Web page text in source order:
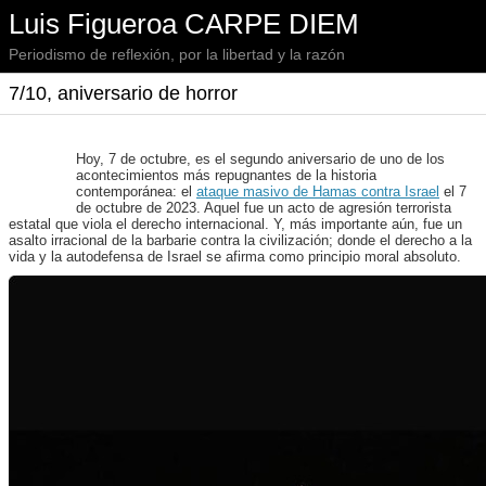
Luis Figueroa CARPE DIEM
Periodismo de reflexión, por la libertad y la razón
7/10, aniversario de horror
Hoy, 7 de octubre, es el segundo aniversario de uno de los
acontecimientos más repugnantes de la historia
contemporánea: el ataque masivo de Hamas contra Israel el 7
de octubre de 2023. Aquel fue un acto de agresión terrorista
estatal que viola el derecho internacional. Y, más importante aún, fue un
asalto irracional de la barbarie contra la civilización; donde el derecho a la
vida y la autodefensa de Israel se afirma como principio moral absoluto.